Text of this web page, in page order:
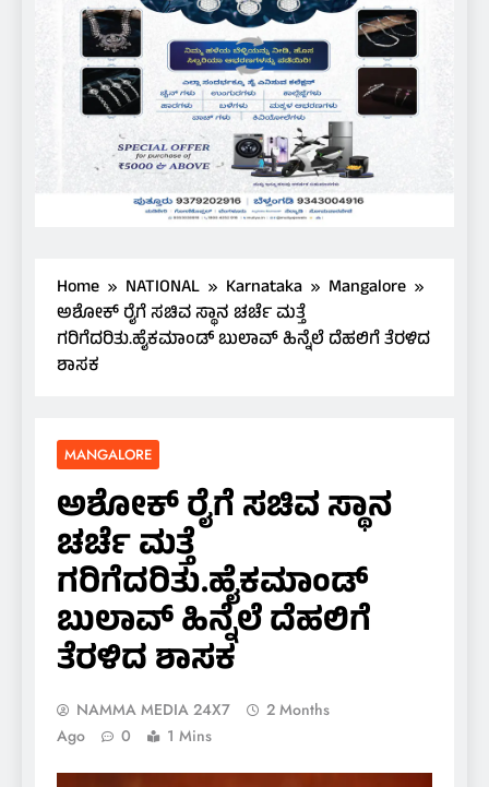
Home NATIONAL Karnataka
Mangalore
ಅಶೋಕ್ ರೈಗೆ ಸಚಿವ ಸ್ಥಾನ ಚರ್ಚೆ ಮತ್ತೆ
ಗರಿಗೆದರಿತು.ಹೈಕಮಾಂಡ್ ಬುಲಾವ್ ಹಿನ್ನೆಲೆ ದೆಹಲಿಗೆ ತೆರಳಿದ
ಶಾಸಕ
MANGALORE
ಅಶೋಕ್ ರೈಗೆ ಸಚಿವ ಸ್ಥಾನ
ಚರ್ಚೆ ಮತ್ತೆ
ಗರಿಗೆದರಿತು.ಹೈಕಮಾಂಡ್
ಬುಲಾವ್ ಹಿನ್ನೆಲೆ ದೆಹಲಿಗೆ
ತೆರಳಿದ ಶಾಸಕ
NAMMA MEDIA 24X7
2 Months
Ago
0 1 Mins